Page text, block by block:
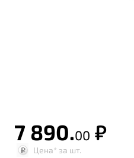
7 890.00 р.
Цена* за шт.